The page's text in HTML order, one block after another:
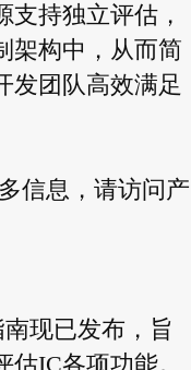
持独立评估，
架构中，从而简
发团队高效满足
信息，请访问产
现已发布，旨
IC各项功能。